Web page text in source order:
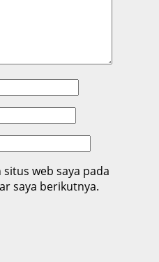
web saya pada
saya berikutnya.